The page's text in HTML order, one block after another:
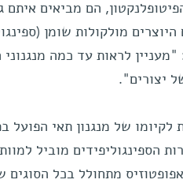
הם מביאים
היוצרים מולקולות שומן
לראות עד כמה
יצורים".
לקיומו של מנגנון תאי הפועל
הספינגוליפידים מוביל
מתחולל בכל הסוגים